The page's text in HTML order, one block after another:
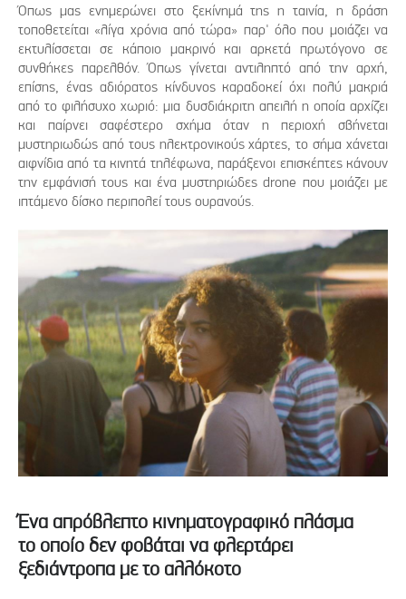
Όπως μας ενημερώνει στο ξεκίνημά της η ταινία, η δράση
τοποθετείται «λίγα χρόνια από τώρα» παρ' όλο που μοιάζει να
εκτυλίσσεται σε κάποιο μακρινό και αρκετά πρωτόγονο σε
συνθήκες παρελθόν. Όπως γίνεται αντιληπτό από την αρχή,
επίσης, ένας αδιόρατος κίνδυνος καραδοκεί όχι πολύ μακριά
από το φιλήσυχο χωριό: μια δυσδιάκριτη απειλή η οποία αρχίζει
και παίρνει σαφέστερο σχήμα όταν η περιοχή σβήνεται
μυστηριωδώς από τους ηλεκτρονικούς χάρτες, το σήμα χάνεται
αιφνίδια από τα κινητά τηλέφωνα, παράξενοι επισκέπτες κάνουν
την εμφάνισή τους και ένα μυστηριώδες drone που μοιάζει με
ιπτάμενο δίσκο περιπολεί τους ουρανούς.
Ένα απρόβλεπτο κινηματογραφικό πλάσμα
το οποίο δεν φοβάται να φλερτάρει
ξεδιάντροπα με το αλλόκοτο